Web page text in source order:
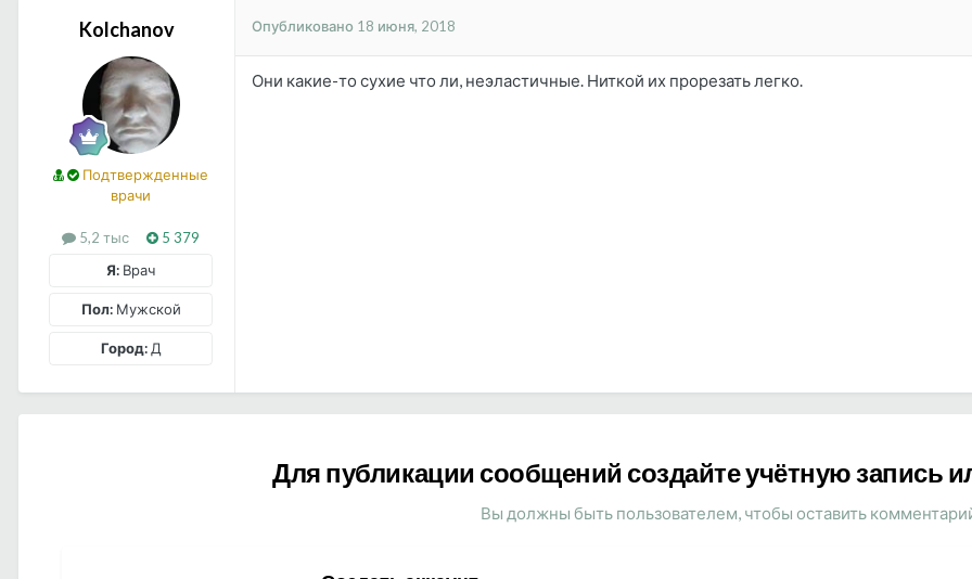
Kolchanov
Подтвержденные
врачи
5,2 тыс
5 379
Я: Врач
Пол:Мужской
Город:Д
Опубликовано 18 июня, 2018
Они какие-то сухие что ли, неэластичные. Ниткой их прорезать легко.
Для публикации сообщений создайте учётную запись
Вы должны быть пользователем, чтобы оставить